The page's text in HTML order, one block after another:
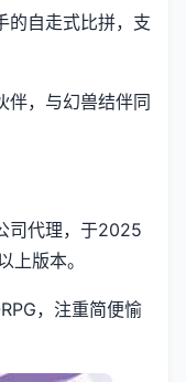
的自走式比拼，支
伴，与幻兽结伴同
司代理，于2025
版本。
，注重简便愉